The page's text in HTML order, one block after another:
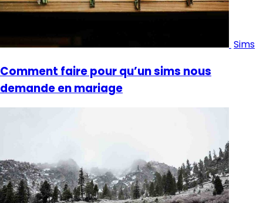
Sims
Comment faire pour qu’un sims nous
demande en mariage